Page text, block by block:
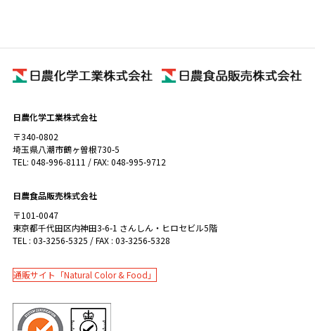
日農化学工業株式会社
〒340-0802
埼玉県八潮市鶴ヶ曽根730-5
TEL: 048-996-8111 / FAX: 048-995-9712
日農食品販売株式会社
〒101-0047
東京都千代田区内神田3-6-1 さんしん・ヒロセビル5階
TEL : 03-3256-5325 / FAX : 03-3256-5328
通販サイト「Natural Color & Food」